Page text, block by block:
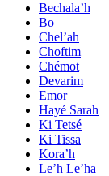
Bechala’h
Bo
Chel’ah
Choftim
Chémot
Devarim
Emor
Hayé Sarah
Ki Tetsé
Ki Tissa
Kora’h
Le’h Le’ha